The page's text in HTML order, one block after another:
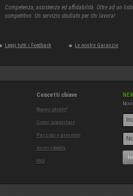
Competenza, assistenza ed affidabilità. Oltre ad un
competitivo. Un servizio studiato per chi lavora!
Leggi tutti i Feedback Le nostre Garanzie
Concetti chiave
Nuovo utente?
Come acquistare
Passato e presente
Accessibilità
FAQ